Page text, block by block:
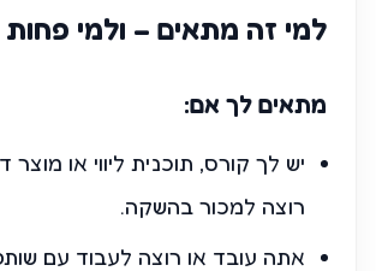
למי זה מתאים – ולמי פחות
מתאים לך אם:
יש לך קורס, תוכנית ליווי או מוצר
רוצה למכור בהשקה.
אתה עובד או רוצה לעבוד עם